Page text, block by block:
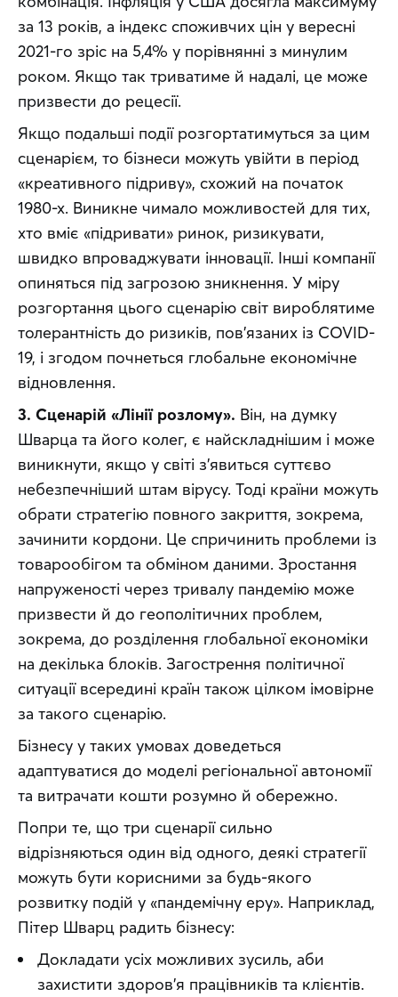
за 13 років, а індекс споживчих цін у вересні
2021-го зріс на 5,4% у порівнянні з минулим
роком. Якщо так триватиме й надалі, це може
призвести до рецесії.
Якщо подальші події розгортатимуться за цим
сценарієм, то бізнеси можуть увійти в період
«креативного підриву», схожий на початок
1980-х. Виникне чимало можливостей для тих,
хто вміє «підривати» ринок, ризикувати,
швидко впроваджувати інновації. Інші компанії
опиняться під загрозою зникнення. У міру
розгортання цього сценарію світ вироблятиме
толерантність до ризиків, пов’язаних із COVID-
19, і згодом почнеться глобальне економічне
відновлення.
3. Сценарій «Лінії розлому». Він, на думку
Шварца та його колег, є найскладнішим і може
виникнути, якщо у світі з’явиться суттєво
небезпечніший штам вірусу. Тоді країни можуть
обрати стратегію повного закриття, зокрема,
зачинити кордони. Це спричинить проблеми із
товарообігом та обміном даними. Зростання
напруженості через тривалу пандемію може
призвести й до геополітичних проблем,
зокрема, до розділення глобальної економіки
на декілька блоків. Загострення політичної
ситуації всередині країн також цілком імовірне
за такого сценарію.
Бізнесу у таких умовах доведеться
адаптуватися до моделі регіональної автономії
та витрачати кошти розумно й обережно.
Попри те, що три сценарії сильно
відрізняються один від одного, деякі стратегії
можуть бути корисними за будь-якого
розвитку подій у «пандемічну еру». Наприклад,
Пітер Шварц радить бізнесу:
Докладати усіх можливих зусиль, аби
захистити здоров’я працівників та клієнтів.